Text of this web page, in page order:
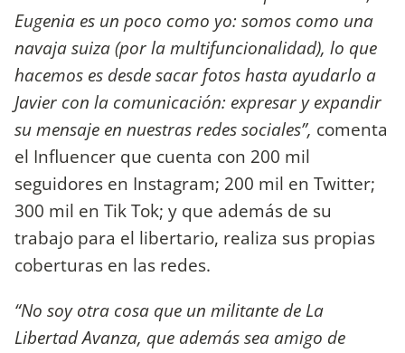
Eugenia es un poco como yo: somos como una
navaja suiza (por la multifuncionalidad), lo que
hacemos es desde sacar fotos hasta ayudarlo a
Javier con la comunicación: expresar y expandir
su mensaje en nuestras redes sociales”, comenta
el Influencer que cuenta con 200 mil
seguidores en Instagram; 200 mil en Twitter;
300 mil en Tik Tok; y que además de su
trabajo para el libertario, realiza sus propias
coberturas en las redes.
“No soy otra cosa que un militante de La
Libertad Avanza, que además sea amigo de